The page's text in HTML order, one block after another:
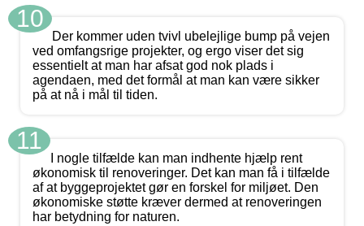
10
Der kommer uden tvivl ubelejlige bump på vejen
ved omfangsrige projekter, og ergo viser det sig
essentielt at man har afsat god nok plads i
agendaen, med det formål at man kan være sikker
på at nå i mål til tiden.
11
I nogle tilfælde kan man indhente hjælp rent
økonomisk til renoveringer. Det kan man få i tilfælde
af at byggeprojektet gør en forskel for miljøet. Den
økonomiske støtte kræver dermed at renoveringen
har betydning for naturen.